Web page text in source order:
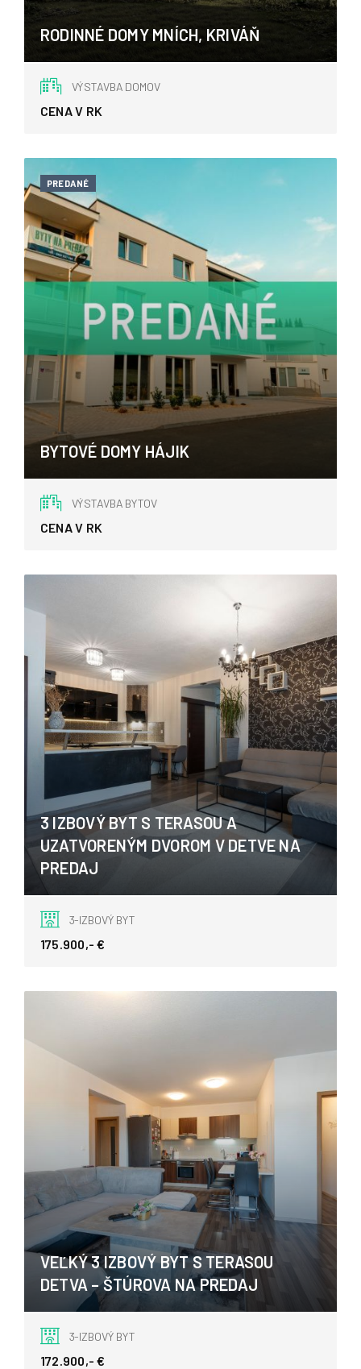
RODINNÉ DOMY MNÍCH, KRIVÁŇ
Kriváň, Kriváň
VÝSTAVBA DOMOV
CENA V RK
PREDANÉ
BYTOVÉ DOMY HÁJIK
Zvolen
VÝSTAVBA BYTOV
CENA V RK
3 IZBOVÝ BYT S TERASOU A
UZATVORENÝM DVOROM V DETVE NA
PREDAJ
Štúrova, Detva
3-IZBOVÝ BYT
175.900,- €
VEĽKÝ 3 IZBOVÝ BYT S TERASOU
DETVA – ŠTÚROVA NA PREDAJ
Štúrova, Detva
3-IZBOVÝ BYT
172.900,- €